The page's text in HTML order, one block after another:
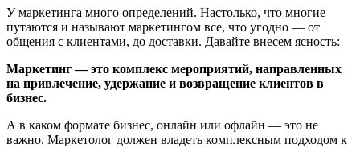
У маркетинга много определений. Настолько, что многие
путаются и называют маркетингом все, что угодно — от
общения с клиентами, до доставки. Давайте внесем ясность:
Маркетинг — это комплекс мероприятий, направленных
на привлечение, удержание и возвращение клиентов в
бизнес.
А в каком формате бизнес, онлайн или офлайн — это не
важно. Маркетолог должен владеть комплексным подходом к